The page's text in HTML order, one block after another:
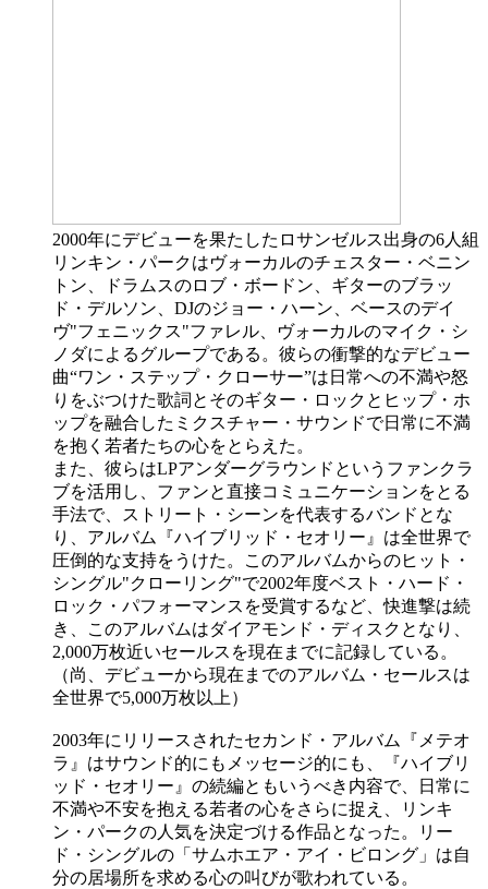
2000年にデビューを果たしたロサンゼルス出身の6人組
リンキン・パークはヴォーカルのチェスター・ベニン
トン、ドラムスのロブ・ボードン、ギターのブラッ
ド・デルソン、DJのジョー・ハーン、ベースのデイ
ヴ"フェニックス"ファレル、ヴォーカルのマイク・シ
ノダによるグループである。彼らの衝撃的なデビュー
曲“ワン・ステップ・クローサー”は日常への不満や怒
りをぶつけた歌詞とそのギター・ロックとヒップ・ホ
ップを融合したミクスチャー・サウンドで日常に不満
を抱く若者たちの心をとらえた。
また、彼らはLPアンダーグラウンドというファンクラ
ブを活用し、ファンと直接コミュニケーションをとる
手法で、ストリート・シーンを代表するバンドとな
り、アルバム『ハイブリッド・セオリー』は全世界で
圧倒的な支持をうけた。このアルバムからのヒット・
シングル"クローリング"で2002年度ベスト・ハード・
ロック・パフォーマンスを受賞するなど、快進撃は続
き、このアルバムはダイアモンド・ディスクとなり、
2,000万枚近いセールスを現在までに記録している。
（尚、デビューから現在までのアルバム・セールスは
全世界で5,000万枚以上）
2003年にリリースされたセカンド・アルバム『メテオ
ラ』はサウンド的にもメッセージ的にも、『ハイブリ
ッド・セオリー』の続編ともいうべき内容で、日常に
不満や不安を抱える若者の心をさらに捉え、リンキ
ン・パークの人気を決定づける作品となった。リー
ド・シングルの「サムホエア・アイ・ビロング」は自
分の居場所を求める心の叫びが歌われている。